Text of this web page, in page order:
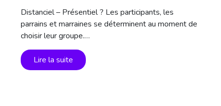
Distanciel – Présentiel ? Les participants, les
parrains et marraines se déterminent au moment de
choisir leur groupe.…
Lire la suite